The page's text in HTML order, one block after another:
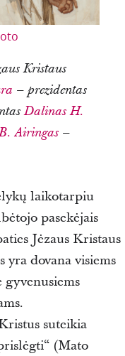
Kristaus
– prezidentas
Dalinas H.
Airingas–
laikotarpiu
pasekėjais
Jėzaus Kristaus
dovana visiems
gyvenusiems
suteikia
(Mato